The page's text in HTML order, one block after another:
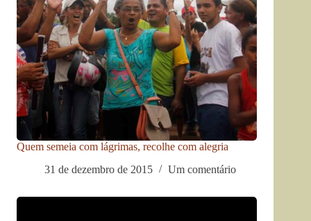
Quem semeia com lágrimas, recolhe com alegria
31 de dezembro de 2015
Um comentário